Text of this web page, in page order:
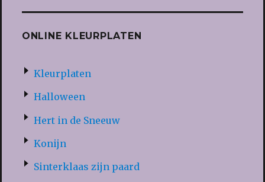
ONLINE KLEURPLATEN
Kleurplaten
Halloween
Hert in de Sneeuw
Konijn
Sinterklaas zijn paard